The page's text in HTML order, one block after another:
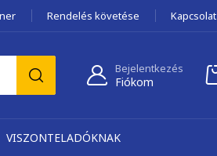
Rendelés követése Kapcsolat
Bejelentkezés
Fiókom
VISZONTELADÓKNAK